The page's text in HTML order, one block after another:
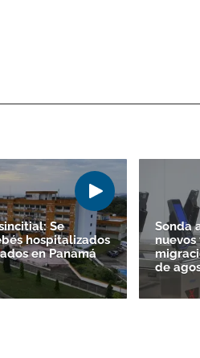
Se
hospitalizados
en Panamá
Sonda
nuevos
de